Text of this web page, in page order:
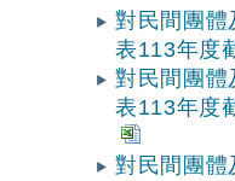
對民間團體
表113年度
對民間團體
表113年度
對民間團體